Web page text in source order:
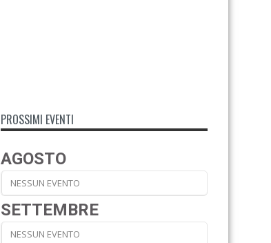
PROSSIMI EVENTI
AGOSTO
NESSUN EVENTO
SETTEMBRE
NESSUN EVENTO